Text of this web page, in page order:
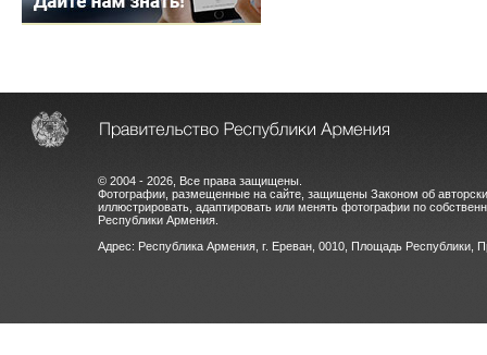
© 2004 - 2026, Все права защищены.
Фотографии, размещенные на сайте, защищены Законом об
иллюстрировать, адаптировать или менять фотографии по
Республики Армения.
Адрес: Республика Армения, г. Ереван, 0010, Площадь Республики,